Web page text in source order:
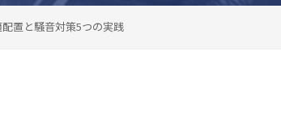
置と騒音対策5つの実践